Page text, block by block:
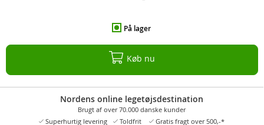
På lager
Køb nu
Nordens online legetøjsdestination
Brugt af over 70.000 danske kunder
Superhurtig levering
Toldfrit Gratis fragt over 500,-*